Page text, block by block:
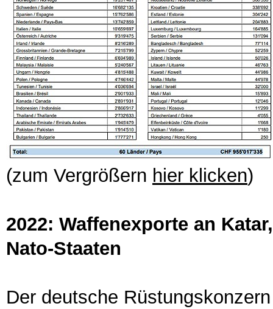
(zum Vergrößern hier klicken)
2022: Waffenexporte an
Nato-Staaten
Der deutsche